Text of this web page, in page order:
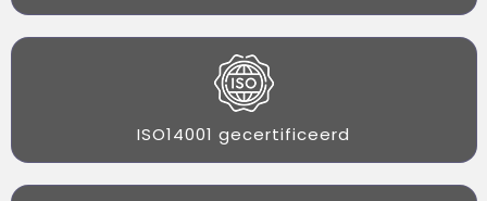
ISO14001 gecertificeerd